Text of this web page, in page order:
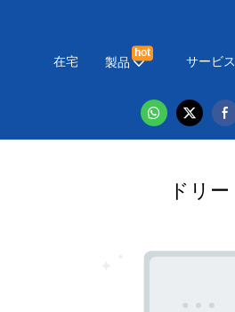
在宅 製品
hot
サービス
ドリー